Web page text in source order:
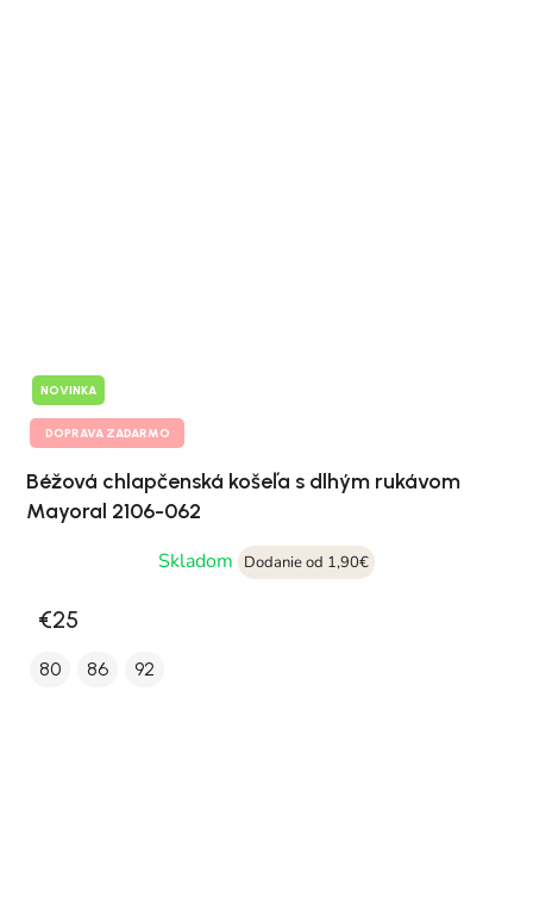
NOVINKA
DOPRAVA ZADARMO
Béžová chlapčenská košeľa s dlhým rukávom
Mayoral 2106-062
Skladom
Dodanie od 1,90€
€25
80 86 92